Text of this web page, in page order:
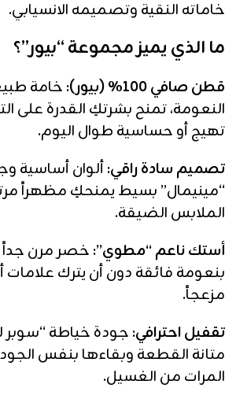
خاماته النقية وتصميمه الانسيابي.
ما الذي يميز مجموعة “بيور”؟
قطن صافي 100% (بيور):
خامة
النعومة، تمنح بشرتكِ القدرة على
تهيج أو حساسية طوال اليوم.
تصميم سادة راقي:ألوان أساسية
“مينيمال” بسيط يمنحكِ مظهراً
الملابس الضيقة.
أستك ناعم “مطوي”: خصر مرن
بنعومة فائقة دون أن يترك
مزعجاً.
تقفيل احترافي: جودة خياطة
متانة القطعة وبقاءها بنفس
المرات من الغسيل.